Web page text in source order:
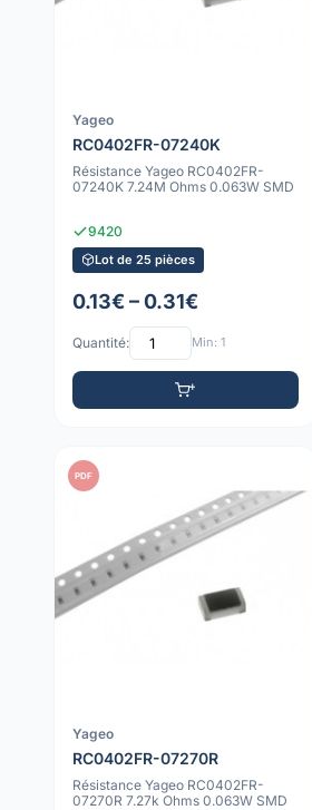
Yageo
RC0402FR-07240K
Résistance Yageo RC0402FR-
07240K 7.24M Ohms 0.063W SMD
9420
Lot de 25 pièces
0.13€ – 0.31€
Quantité: Min: 1
PDF
Yageo
RC0402FR-07270R
Résistance Yageo RC0402FR-
07270R 7.27k Ohms 0.063W SMD